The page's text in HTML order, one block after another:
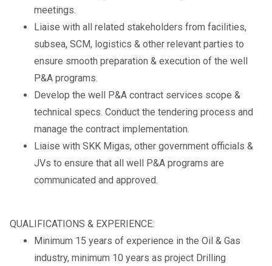
meetings.
Liaise with all related stakeholders from facilities,
subsea, SCM, logistics & other relevant parties to
ensure smooth preparation & execution of the well
P&A programs.
Develop the well P&A contract services scope &
technical specs. Conduct the tendering process and
manage the contract implementation.
Liaise with SKK Migas, other government officials &
JVs to ensure that all well P&A programs are
communicated and approved.
QUALIFICATIONS & EXPERIENCE:
Minimum 15 years of experience in the Oil & Gas
industry, minimum 10 years as project Drilling